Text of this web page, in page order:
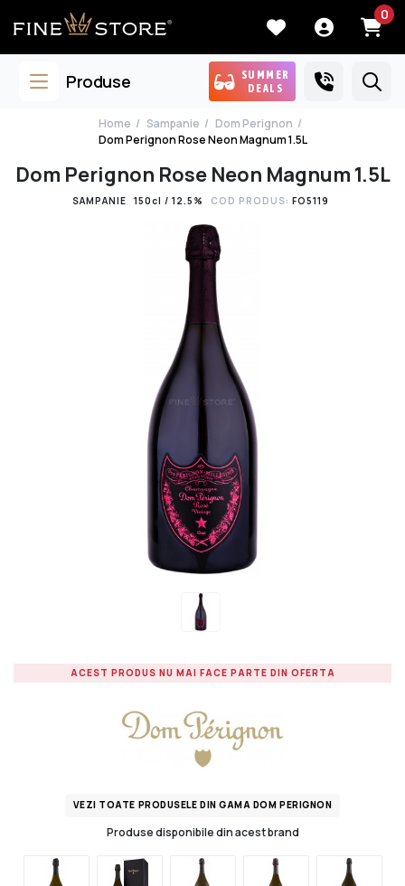
0
Produse
SUMMER
DEALS
Home Sampanie
Dom Perignon
Dom Perignon Rose Neon Magnum 1.5L
Dom Perignon Rose Neon Magnum 1.5L
SAMPANIE 150cl / 12.5% COD PRODUS: FO5119
ACEST PRODUS NU MAI FACE PARTE DIN OFERTA
VEZI TOATE PRODUSELE DIN GAMA DOM PERIGNON
Produse disponibile din acest brand